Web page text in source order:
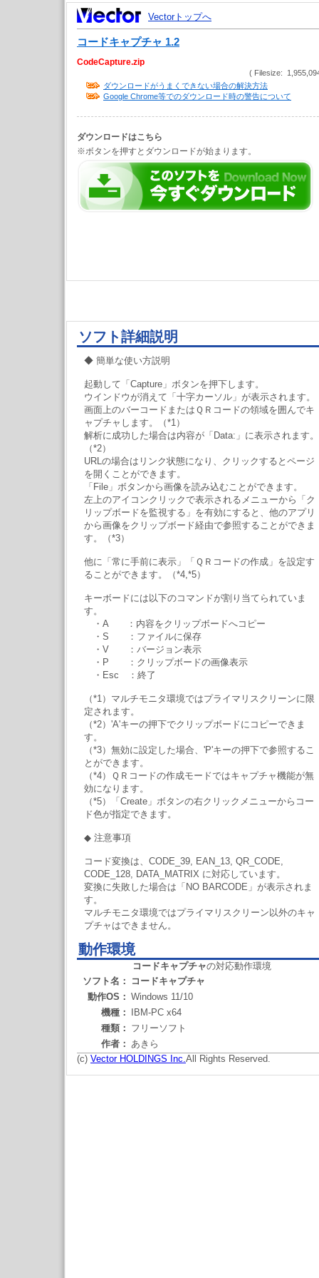
Vectorトップへ
コードキャプチャ 1.2
CodeCapture.zip
( Filesize:
ダウンロードがうまくできない場合の解決方法
Google Chrome等でのダウンロード時の警告について
ダウンロードはこちら
※ボタンを押すとダウンロードが始まります。
ソフト詳細説明
◆ 簡単な使い方説明
起動して「Capture」ボタンを押下します。
ウインドウが消えて「十字カーソル」が表示されます。
画面上のバーコードまたはＱＲコードの領域を囲んでキ
ャプチャします。（*1）
解析に成功した場合は内容が「Data:」に表示されます。
（*2）
URLの場合はリンク状態になり、クリックするとページ
を開くことができます。
「File」ボタンから画像を読み込むことができます。
左上のアイコンクリックで表示されるメニューから「ク
リップボードを監視する」を有効にすると、他のアプリ
から画像をクリップボード経由で参照することができま
す。（*3）
他に「常に手前に表示」「ＱＲコードの作成」を設定す
ることができます。（*4,*5）
キーボードには以下のコマンドが割り当てられていま
す。
・A ：内容をクリップボードへコピー
・S ：ファイルに保存
・V ：バージョン表示
・P ：クリップボードの画像表示
・Esc ：終了
（*1）マルチモニタ環境ではプライマリスクリーンに限
定されます。
（*2）'A'キーの押下でクリップボードにコピーできま
す。
（*3）無効に設定した場合、'P'キーの押下で参照するこ
とができます。
（*4）ＱＲコードの作成モードではキャプチャ機能が無
効になります。
（*5）「Create」ボタンの右クリックメニューからコー
ド色が指定できます。
◆ 注意事項
コード変換は、CODE_39, EAN_13, QR_CODE,
CODE_128, DATA_MATRIX に対応しています。
変換に失敗した場合は「NO BARCODE」が表示されま
す。
マルチモニタ環境ではプライマリスクリーン以外のキャ
プチャはできません。
動作環境
コードキャプチャの対応動作環境
ソフト名：
コードキャプチャ
動作OS： Windows 11/10
機種：
IBM-PC x64
種類： フリーソフト
作者： あきら
(c) Vector HOLDINGS Inc.All Rights Reserved.